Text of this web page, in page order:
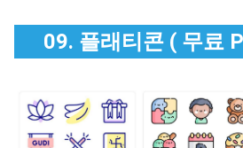
09. 플래티콘 ( 무료